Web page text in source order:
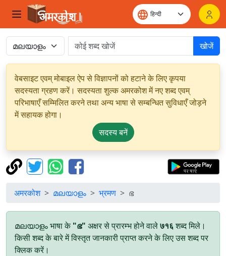
खोजें
वेबसाइट एवम् मोबाइल ऐप से विज्ञापनों को हटाने के लिए कृपया
सदस्यता ग्रहण करें। सदस्यता शुल्क अमरकोश में नए शब्द एवम्
परिभाषाएँ सम्मिलित करने तथा अन्य भाषा से सम्बन्धित सुविधाएँ जोड़ने
में सहायक होगा।
सदस्य बनें
अमरकोश മലയാളം भ्रमण ഭ
മലയാളം भाषा के "ഭ" अक्षर से प्रारम्भ होने वाले७१६शब्द मिले।
किसी शब्द के बारे में विस्तृत जानकारी प्राप्त करने के लिए उस शब्द पर
क्लिक करें।